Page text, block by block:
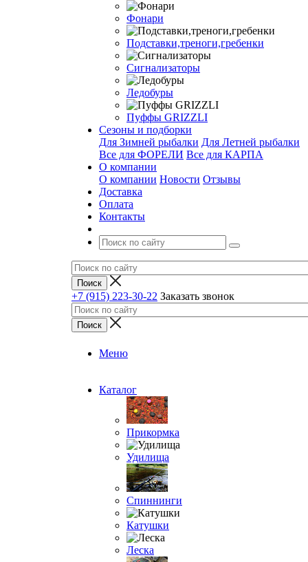
Фонари
Подставки,треноги,гребенки
Сигнализаторы
Ледобуры
Пуффы GRIZZLI
Сезоны и подборки
Для Зимней рыбалки Для Летней рыбалки
Все для ФОРЕЛИ Все для КАРПА
О компании
О компании Новости Отзывы
Доставка
Оплата
Контакты
+7 (915) 223-30-22 Заказать звонок
Меню
Каталог
Прикормка
Удилища
Спиннинги
Катушки
Леска